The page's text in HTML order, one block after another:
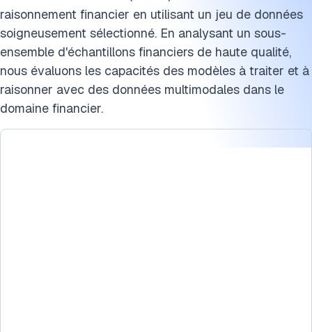
raisonnement financier en utilisant un jeu de données
soigneusement sélectionné. En analysant un sous-
ensemble d'échantillons financiers de haute qualité,
nous évaluons les capacités des modèles à traiter et à
raisonner avec des données multimodales dans le
domaine financier.
Comment les grands modèles multimodaux sont-ils
entraînés ?
Comment fonctionnent les LMMs ?
Quelles sont les limites des grands modèles de langage ?
Méthodologie de benchmark pour les LMMs